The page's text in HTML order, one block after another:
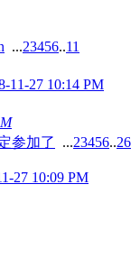
...23456..11
11-27 10:14 PM
参加了
...23456..26
27 10:09 PM